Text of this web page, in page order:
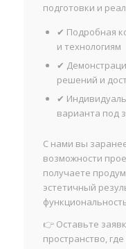
подготовки и
✔ Подробная
и технологиям
✔
решений и
✔
варианта под
С нами вы
возможности
получаете
эстетичный
👉 Оставьте
пространство,